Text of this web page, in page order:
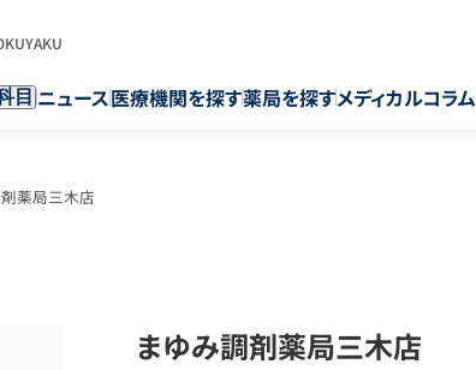
目 ニュース医療機関を探す薬局を探すメディカルコラム
薬局三木店
まゆみ調剤薬局三木店